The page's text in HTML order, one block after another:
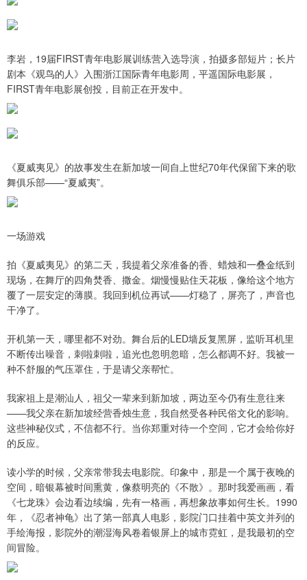
李岩，19届FIRST青年电影展训练营入选导演，拍摄多部短片；长片
剧本《观鸟的人》入围浙江国际青年电影周，平遥国际电影展，
FIRST青年电影展创投，目前正在开发中。
《夏威夷见》的故事发生在新加坡一间自上世纪70年代保留下来的歌
舞俱乐部——“夏威夷”。
一场游戏
拍《夏威夷见》的第二天，我提着父亲准备的香、蜡烛和一叠金纸到
现场，在舞厅的四角焚香、撒金。烟慢慢贴住天花板，像给这个地方
覆了一层安定的薄膜。我回到机位再试——灯稳了，屏亮了，声音也
干净了。
开机第一天，哪里都不对劲。舞台后的LED墙反复黑屏，监听耳机里
不断传出噪音，刺啦刺啦，追光也忽明忽暗，怎么都调不好。我被一
种不舒服的气压罩住，于是请父亲帮忙。
我家祖上是潮汕人，祖父一辈来到新加坡，两边至今仍有生意往来
——我父亲在新加坡经营香烛生意，我自然受各种民俗文化的影响。
这些神秘仪式，不信都不行。当你郑重对待一个空间，它才会给你好
的反应。
读小学的时候，父亲常带我去电影院。印象中，那是一个属于夜晚的
空间，暗银幕被时间熏黄，像蔡明亮的《不散》。那时我爱画画，看
《七龙珠》会边看边续编，先有一格画，再想象故事如何生长。1990
年，《忍者神龟》出了第一部真人电影，影院门口挂着中英文并列的
手绘海报，影院外的潮湿海风卷着银屏上的城市霓虹，是我最初的空
间冒险。